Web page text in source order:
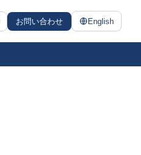
お問い合わせ English